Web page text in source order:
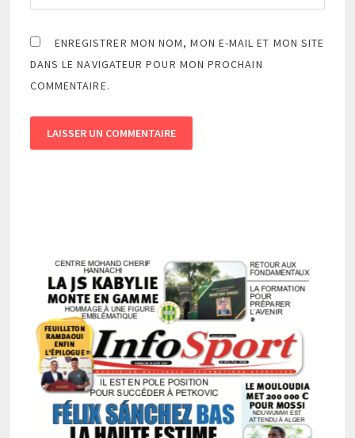
ENREGISTRER MON NOM, MON E-MAIL ET MON SITE
DANS LE NAVIGATEUR POUR MON PROCHAIN
COMMENTAIRE.